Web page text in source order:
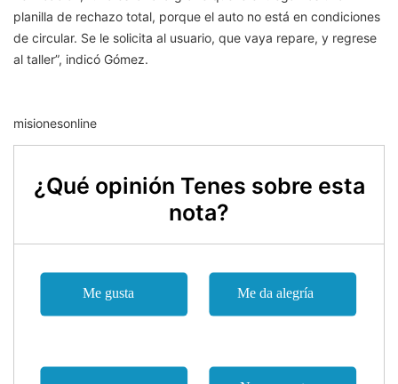
planilla de rechazo total, porque el auto no está en condiciones
de circular. Se le solicita al usuario, que vaya repare, y regrese
al taller”, indicó Gómez.
misionesonline
¿Qué opinión Tenes sobre esta
nota?